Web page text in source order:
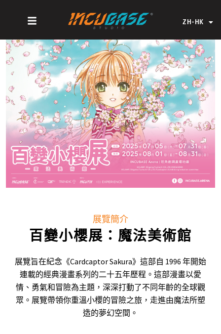
ZH-HK
ZH-CN
展覽簡介
百變小櫻展：魔法美術館
展覽旨在紀念《Cardcaptor Sakura》這部自 1996 年開始
連載的經典漫畫系列的二十五年歷程。這部漫畫以愛
情、勇氣和冒險為主題，深深打動了不同年齡的全球觀
眾。展覽帶領你重溫小櫻的冒險之旅，走進由魔法所塑
造的夢幻空間。